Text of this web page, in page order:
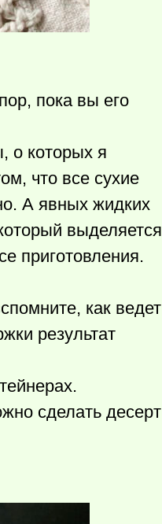
пока вы его
о которых я
что все сухие
А явных жидких
выделяется
приготовления.
как ведет
результат
сделать десерт